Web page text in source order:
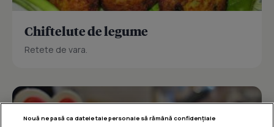
Chiftelute de legume
Retete de vara.
Nouă ne pasă ca datele tale personale să rămână confidențiale